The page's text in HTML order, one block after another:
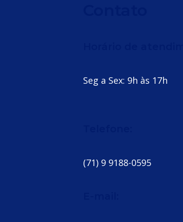
Seg a Sex: 9h às 17h
(71) 9 9188-0595